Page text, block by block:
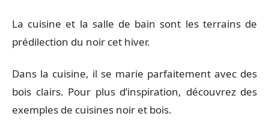
La cuisine et la salle de bain sont les terrains de
prédilection du noir cet hiver.
Dans la cuisine, il se marie parfaitement avec des
bois clairs. Pour plus d’inspiration, découvrez des
exemples de cuisines noir et bois.